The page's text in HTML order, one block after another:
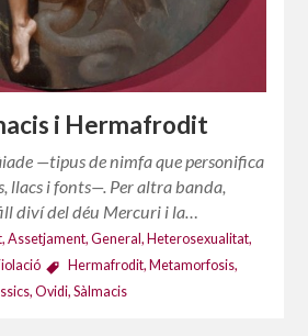
i Hermafrodit
—tipus de nimfa que personifica
llacs i fonts—. Per altra banda,
diví del déu Mercuri i la…
, Assetjament, General , Heterosexualitat,
Hermafrodit, Metamorfosis,
,Ovidi,Sàlmacis